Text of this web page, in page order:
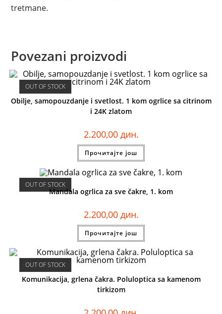
tretmane.
Povezani proizvodi
OUT OF STOCK
Obilje, samopouzdanje i svetlost. 1 kom ogrlice sa citrinom
i 24K zlatom
2.200,00 дин.
Прочитајте још
OUT OF STOCK
Mandala ogrlica za sve čakre, 1. kom
2.200,00 дин.
Прочитајте још
OUT OF STOCK
Komunikacija, grlena čakra. Poluloptica sa kamenom
tirkizom